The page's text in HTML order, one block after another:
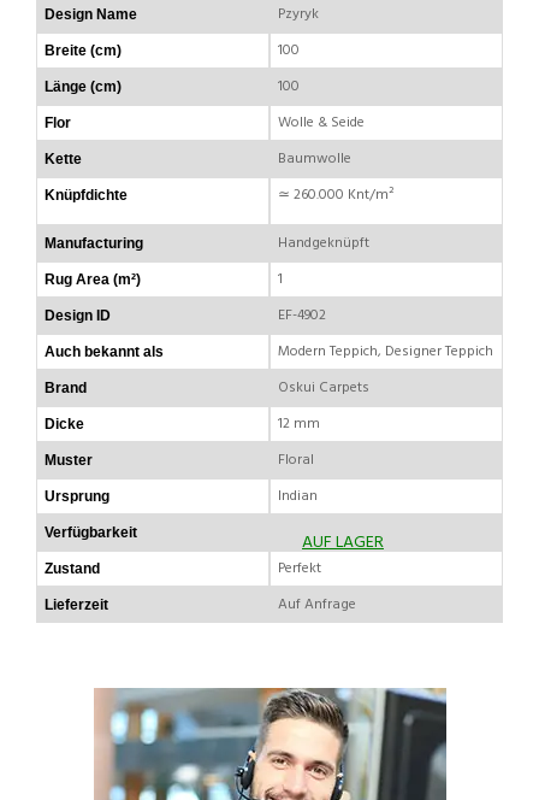
Design Name Pzyryk
Breite (cm) 100
Länge (cm) 100
Flor Wolle & Seide
Kette Baumwolle
Knüpfdichte ≃ 260.000 Knt/m²
Manufacturing Handgeknüpft
Rug Area (m²) 1
Design ID EF-4902
Auch bekannt als Modern Teppich, Designer Teppich
Brand Oskui Carpets
Dicke 12 mm
Muster Floral
Ursprung Indian
Verfügbarkeit AUF LAGER
Zustand Perfekt
Lieferzeit Auf Anfrage